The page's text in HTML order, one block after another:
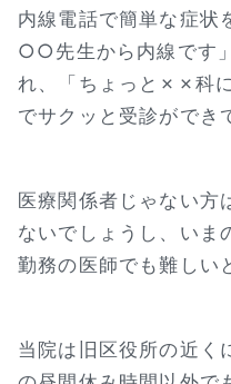
内線電話で簡単な症状
○○先生から内線です
れ、「ちょっと✗✗科
でサクッと受診ができ
医療関係者じゃない方
ないでしょうし、いま
勤務の医師でも難しい
当院は旧区役所の近く